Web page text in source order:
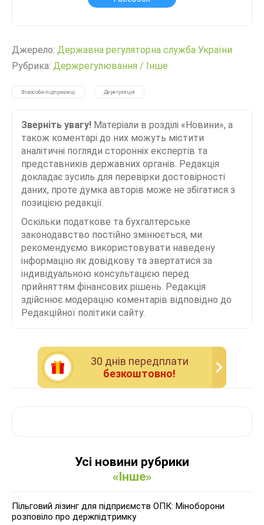
Джерело: Державна регуляторна служба України
Рубрика: Держрегулювання / Інше
Фізособи-підприємці Дерегуляція
Зверніть увагу! Матеріали в розділі «Новини», а
також коментарі до них можуть містити
аналітичні погляди сторонніх експертів та
представників державних органів. Редакція
докладає зусиль для перевірки достовірності
даних, проте думка авторів може не збігатися з
позицією редакції.
Оскільки податкове та бухгалтерське
законодавство постійно змінюється, ми
рекомендуємо використовувати наведену
інформацію як довідкову та звертатися за
індивідуальною консультацією перед
прийняттям фінансових рішень. Редакція
здійснює модерацію коментарів відповідно до
Редакційної політики сайту.
30 днiв передплати
безкоштовно!
Усі новини рубрики
«Інше»
Пільговий лізинг для підприємств ОПК: Міноборони
розповіло про держпідтримку